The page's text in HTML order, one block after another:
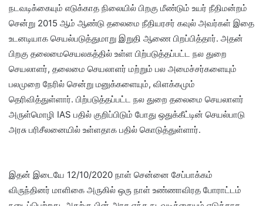
நடவடிக்கையும் எடுக்காத நிலையில் பிறகு மீண்டும் உயர் நீதிமன்றம்
சென்று 2015 ஆம் ஆண்டு தலைமை நீதியரசர் கவுல் அவர்கள் இதை
உடனடியாக செயல்படுத்துமாறு இறுதி ஆணை பிறப்பித்தார். அதன்
பிறகு தலைமைசெயலகத்தில் உள்ள பிற்படுத்தப்பட்ட நல துறை
செயலாளர், தலைமை செயலாளர் மற்றும் பல அமைச்சர்களையும்
பலமுறை நேரில் சென்று மனுக்களையும், விளக்கமும்
தெரிவித்துள்ளார். பிற்படுத்தப்பட்ட நல துறை தலைமை செயலாளர்
அருள்மொழி IAS பதில் குறிப்பிடும் போது ஒதுக்கீட்டின் செயல்பாடு
அரசு பரிசீலனையில் உள்ளதாக பதில் கொடுத்துள்ளார்.
இதன் இடையே 12/10/2020 நாள் சென்னை சேப்பாக்கம்
விருந்தினர் மாளிகை அருகில் ஒரு நாள் உண்ணாவிரத போராட்டம்